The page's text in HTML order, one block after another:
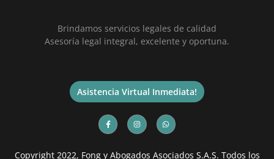
Brindamos servicios legales de calidad
Asesoría legal integral, excelente y oportuna.
Asistencia Virtual Inmediata!
Copyright 2022, Fong y Abogados Asociados S.A.S. Todos los